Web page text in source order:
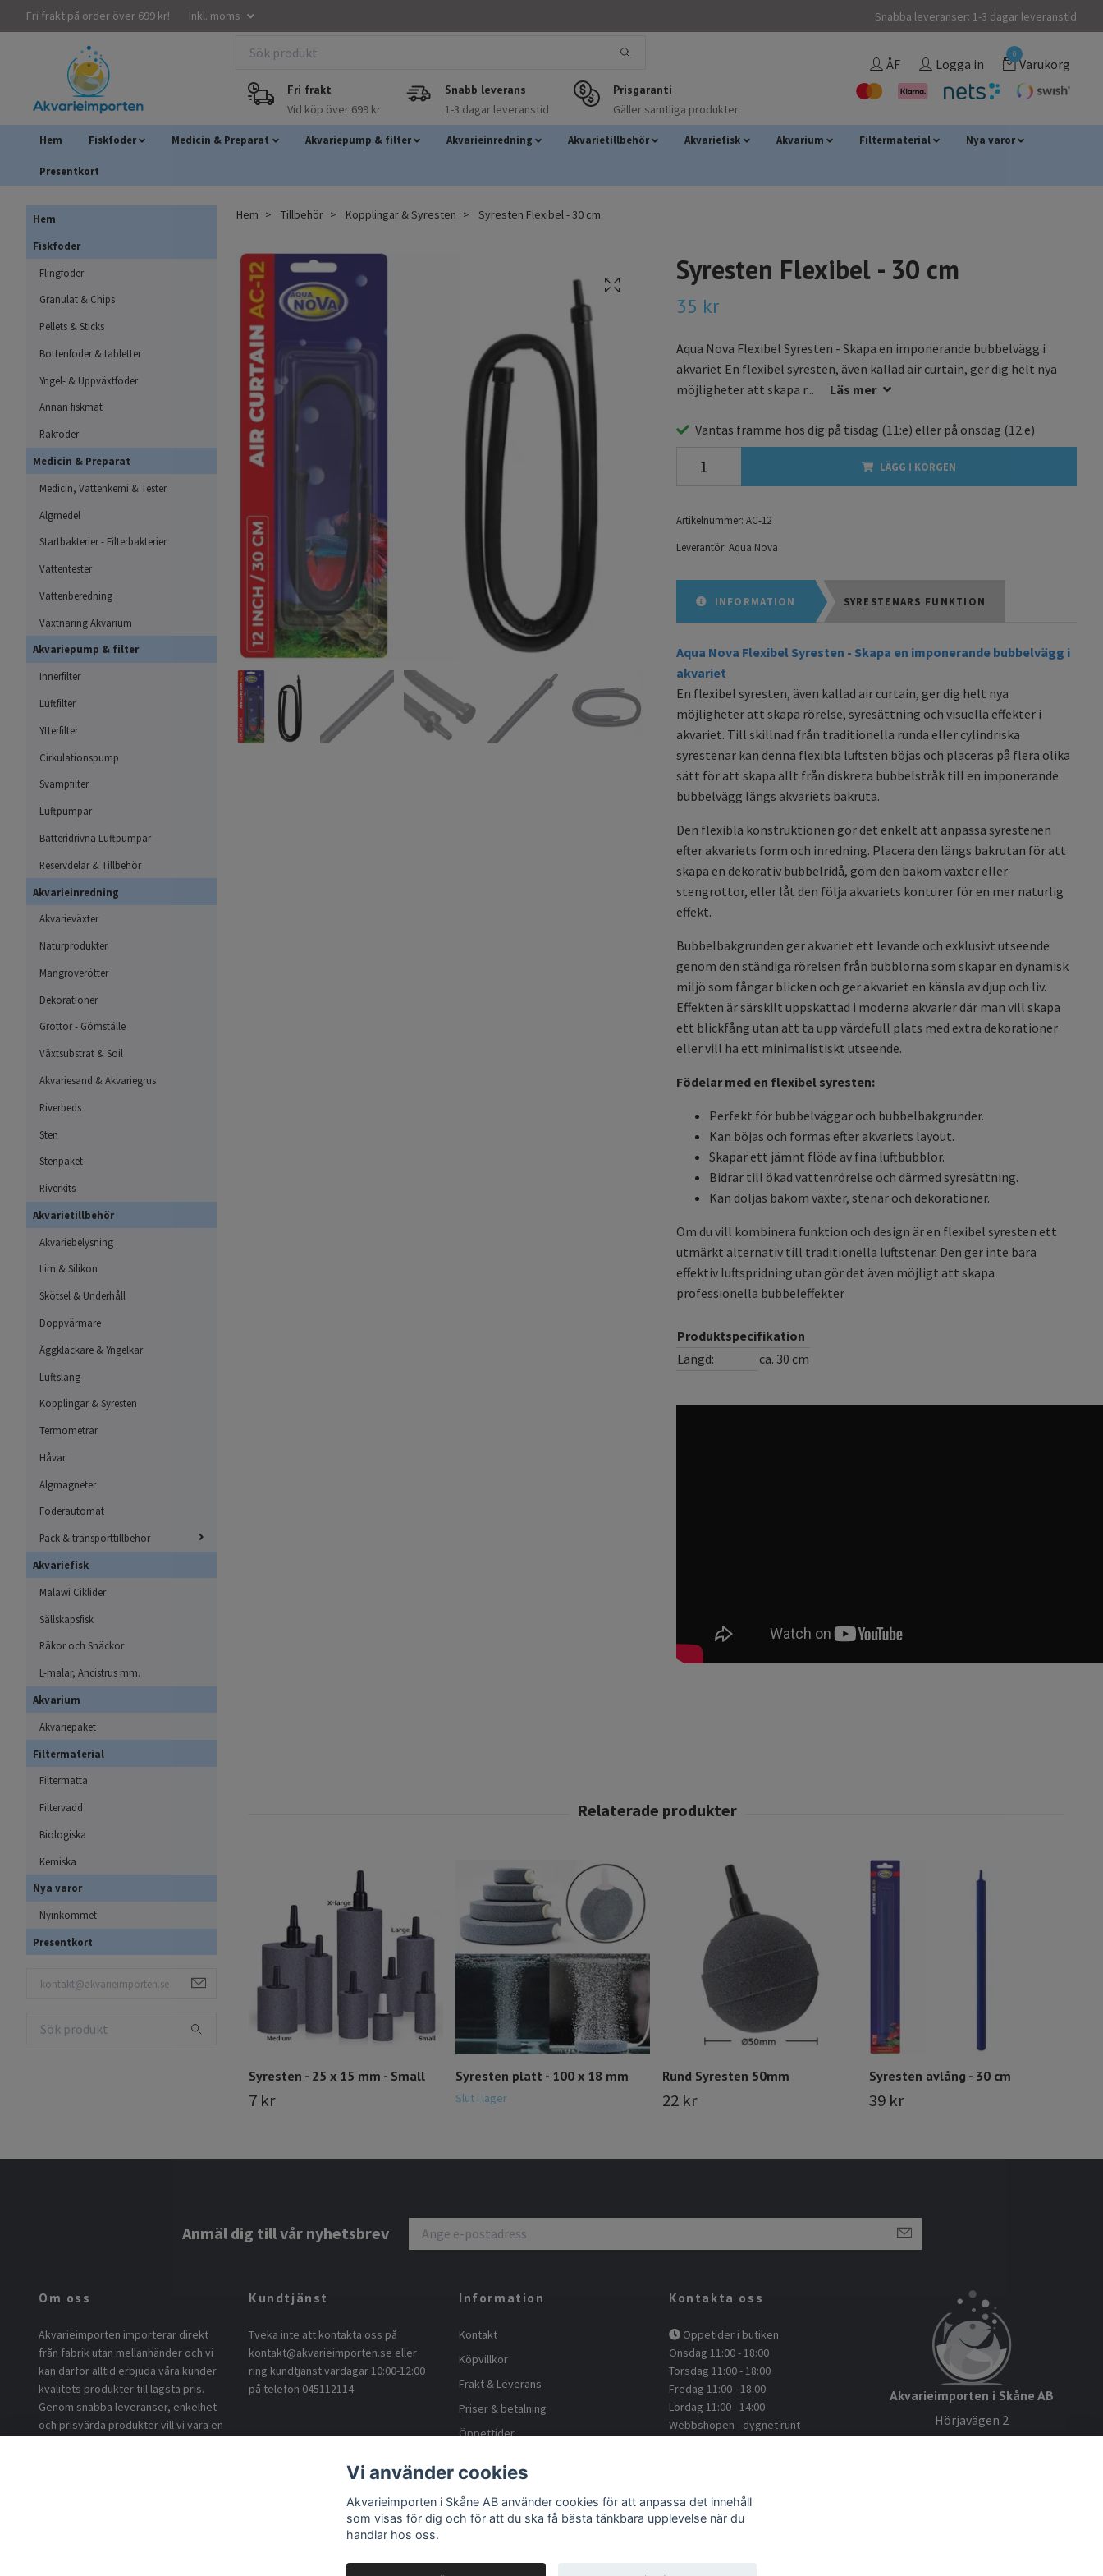
Fri frakt på order över 699 kr! Inkl. moms Snabba leveranser: 1-3 dagar leveranstid
Fri frakt
Vid köp över 699 kr
Snabb leverans
1-3 dagar leveranstid
Prisgaranti
Gäller samtliga produkter
ÅF Logga in
0
Varukorg
Hem Fiskfoder Medicin & Preparat Akvariepump & filter Akvarieinredning Akvarietillbehör Akvariefisk Akvarium Filtermaterial Nya varor
Presentkort
Hem
Fiskfoder
Flingfoder
Granulat & Chips
Pellets & Sticks
Bottenfoder & tabletter
Yngel- & Uppväxtfoder
Annan fiskmat
Räkfoder
Medicin & Preparat
Medicin, Vattenkemi & Tester
Algmedel
Startbakterier - Filterbakterier
Vattentester
Vattenberedning
Växtnäring Akvarium
Akvariepump & filter
Innerfilter
Luftfilter
Ytterfilter
Cirkulationspump
Svampfilter
Luftpumpar
Batteridrivna Luftpumpar
Reservdelar & Tillbehör
Akvarieinredning
Akvarieväxter
Naturprodukter
Mangroverötter
Dekorationer
Grottor - Gömställe
Växtsubstrat & Soil
Akvariesand & Akvariegrus
Riverbeds
Sten
Stenpaket
Riverkits
Akvarietillbehör
Akvariebelysning
Lim & Silikon
Skötsel & Underhåll
Doppvärmare
Äggkläckare & Yngelkar
Luftslang
Kopplingar & Syresten
Termometrar
Håvar
Algmagneter
Foderautomat
Pack & transporttillbehör
Akvariefisk
Malawi Ciklider
Sällskapsfisk
Räkor och Snäckor
L-malar, Ancistrus mm.
Akvarium
Akvariepaket
Filtermaterial
Filtermatta
Filtervadd
Biologiska
Kemiska
Nya varor
Nyinkommet
Presentkort
Hem Tillbehör Kopplingar & Syresten Syresten Flexibel - 30 cm
Syresten Flexibel - 30 cm
35 kr
Aqua Nova Flexibel Syresten - Skapa en imponerande bubbelvägg i
akvariet En flexibel syresten, även kallad air curtain, ger dig helt nya
möjligheter att skapa r...
Läs mer
Väntas framme hos dig på tisdag (11:e) eller på onsdag (12:e)
LÄGG I KORGEN
Artikelnummer: AC-12
Leverantör: Aqua Nova
INFORMATION SYRESTENARS FUNKTION
Aqua Nova Flexibel Syresten - Skapa en imponerande bubbelvägg i
akvariet
En flexibel syresten, även kallad air curtain, ger dig helt nya
möjligheter att skapa rörelse, syresättning och visuella effekter i
akvariet. Till skillnad från traditionella runda eller cylindriska
syrestenar kan denna flexibla luftsten böjas och placeras på flera olika
sätt för att skapa allt från diskreta bubbelstråk till en imponerande
bubbelvägg längs akvariets bakruta.
Den flexibla konstruktionen gör det enkelt att anpassa syrestenen
efter akvariets form och inredning. Placera den längs bakrutan för att
skapa en dekorativ bubbelridå, göm den bakom växter eller
stengrottor, eller låt den följa akvariets konturer för en mer naturlig
effekt.
Bubbelbakgrunden ger akvariet ett levande och exklusivt utseende
genom den ständiga rörelsen från bubblorna som skapar en dynamisk
miljö som fångar blicken och ger akvariet en känsla av djup och liv.
Effekten är särskilt uppskattad i moderna akvarier där man vill skapa
ett blickfång utan att ta upp värdefull plats med extra dekorationer
eller vill ha ett minimalistiskt utseende.
Födelar med en flexibel syresten:
Perfekt för bubbelväggar och bubbelbakgrunder.
Kan böjas och formas efter akvariets layout.
Skapar ett jämnt flöde av fina luftbubblor.
Bidrar till ökad vattenrörelse och därmed syresättning.
Kan döljas bakom växter, stenar och dekorationer.
Om du vill kombinera funktion och design är en flexibel syresten ett
utmärkt alternativ till traditionella luftstenar. Den ger inte bara
effektiv luftspridning utan gör det även möjligt att skapa
professionella bubbeleffekter
Produktspecifikation
Längd:
ca. 30 cm
Syresten - 25 x 15 mm - Small
7 kr
Syresten platt - 100 x 18 mm
Slut i lager
Rund Syresten 50mm
22 kr
Syresten avlång - 30 cm
39 kr
Anmäl dig till vår nyhetsbrev
Om oss
Akvarieimporten importerar direkt
från fabrik utan mellanhänder och vi
kan därför alltid erbjuda våra kunder
kvalitets produkter till lägsta pris.
Genom snabba leveranser, enkelhet
och prisvärda produkter vill vi vara en
Kundtjänst
Tveka inte att kontakta oss på
kontakt@akvarieimporten.se eller
ring kundtjänst vardagar 10:00-12:00
på telefon 045112114
Information
Kontakt
Köpvillkor
Frakt & Leverans
Priser & betalning
Öppettider
Blogg
Returnera
Kontakta oss
Öppetider i butiken
Onsdag 11:00 - 18:00
Torsdag 11:00 - 18:00
Fredag 11:00 - 18:00
Lördag 11:00 - 14:00
Webbshopen - dygnet runt
Facebook
Akvarieimporten i Skåne AB
Hörjavägen 2
28234 Tyringe
Vi använder cookies
Akvarieimporten i Skåne AB använder cookies för att anpassa det innehåll
som visas för dig och för att du ska få bästa tänkbara upplevelse när du
handlar hos oss.